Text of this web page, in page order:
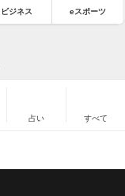
ビジネス eスポーツ
占い すべて